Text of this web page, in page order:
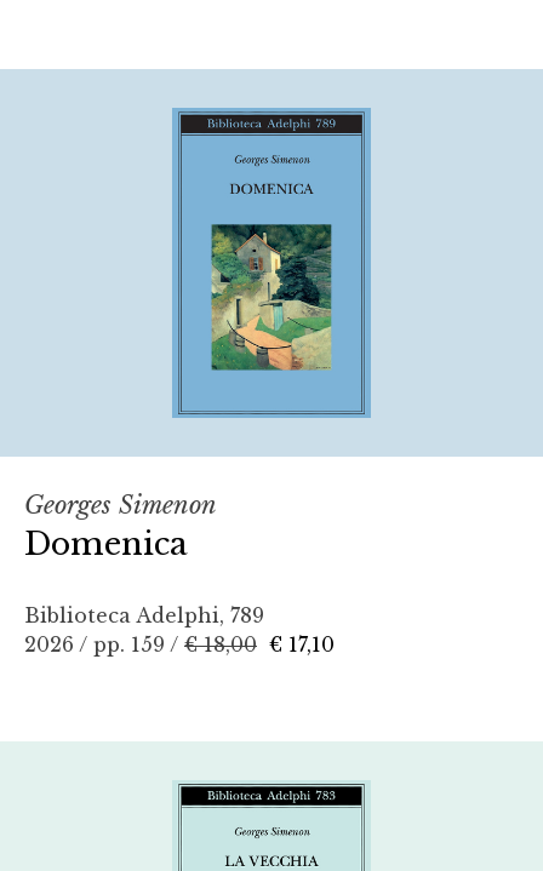
Georges Simenon
Domenica
Biblioteca Adelphi, 789
2026 / pp. 159 / € 18,00 € 17,10